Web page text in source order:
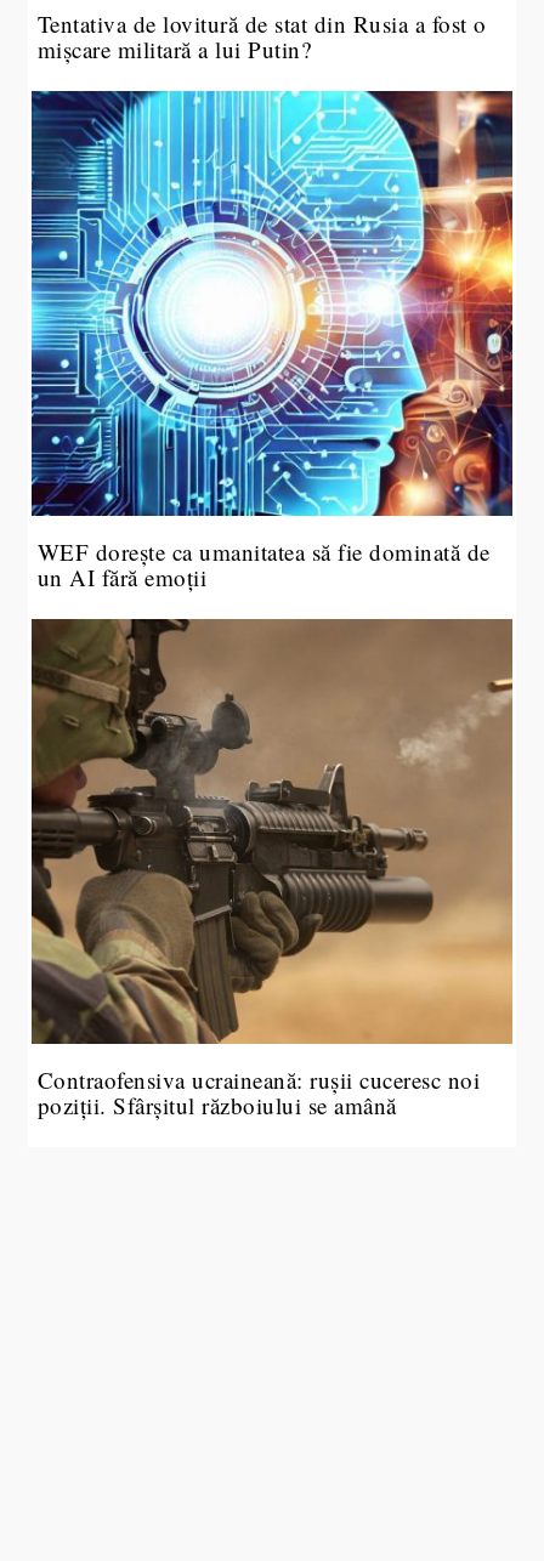
Tentativa de lovitură de stat din Rusia a fost o
mișcare militară a lui Putin?
WEF dorește ca umanitatea să fie dominată de
un AI fără emoții
Contraofensiva ucraineană: rușii cuceresc noi
poziții. Sfârșitul războiului se amână